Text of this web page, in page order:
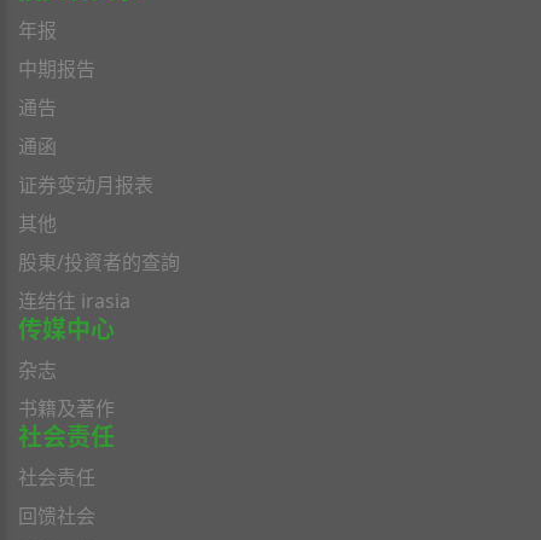
年报
中期报告
通告
通函
证券变动月报表
其他
股東/投資者的查詢
连结往 irasia
传媒中心
杂志
书籍及著作
社会责任
社会责任
回馈社会